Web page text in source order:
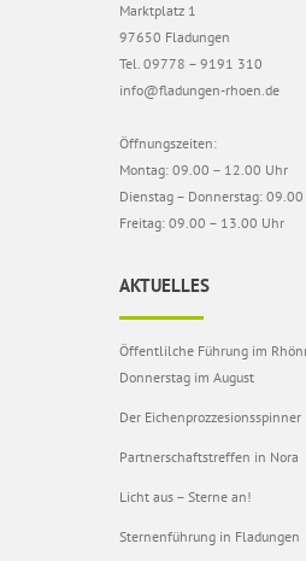
Marktplatz 1
97650 Fladungen
Tel. 09778 – 9191 310
info@fladungen-rhoen.de
Öffnungszeiten:
Montag: 09.00 – 12.00 Uhr
Dienstag – Donnerstag:
Freitag: 09.00 – 13.00 Uhr
AKTUELLES
Öffentlilche Führung im
Donnerstag im August
Der Eichenprozzesionsspinner
Partnerschaftstreffen in Nora
Licht aus – Sterne an!
Sternenführung in Fladungen